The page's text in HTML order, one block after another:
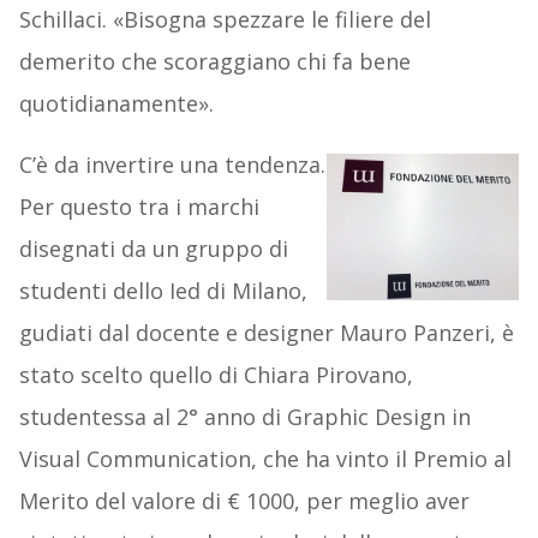
Schillaci. «Bisogna spezzare le filiere del
demerito che scoraggiano chi fa bene
quotidianamente».
C’è da invertire una tendenza.
Per questo tra i marchi
disegnati da un gruppo di
studenti dello Ied di Milano,
gudiati dal docente e designer Mauro Panzeri, è
stato scelto quello di Chiara Pirovano,
studentessa al 2° anno di Graphic Design in
Visual Communication, che ha vinto il Premio al
Merito del valore di € 1000, per meglio aver